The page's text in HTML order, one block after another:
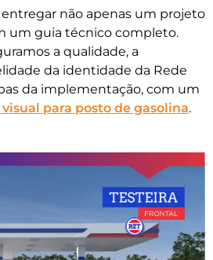
não apenas um projeto
um guia técnico completo.
a qualidade, a
da identidade da Rede
da implementação, com um
para posto de gasolina.